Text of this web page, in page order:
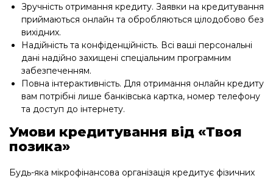
Зручність отримання кредиту. Заявки на кредитування
приймаються онлайн та обробляються цілодобово без
вихідних.
Надійність та конфіденційність. Всі ваші персональні
дані надійно захищені спеціальним програмним
забезпеченням.
Повна інтерактивність. Для отримання онлайн кредиту
вам потрібні лише банківська картка, номер телефону
та доступ до інтернету.
Умови кредитування від «Твоя
позика»
Будь-яка мікрофінансова організація кредитує фізичних